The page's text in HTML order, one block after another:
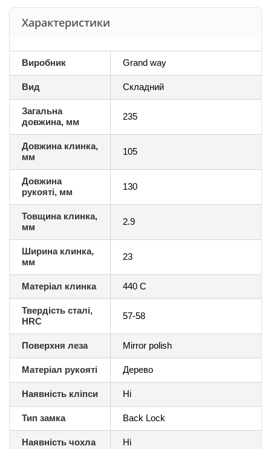
Характеристики
Виробник Grand way
Вид Складний
Загальна
довжина, мм
235
Довжина клинка,
мм
105
Довжина
рукояті, мм
130
Товщина клинка,
мм
2.9
Ширина клинка,
мм
23
Матеріал клинка 440 С
Твердість сталі,
HRC
57-58
Поверхня леза Mirror polish
Матеріал рукояті Дерево
Наявність кліпси Ні
Тип замка Back Lock
Наявність чохла Ні